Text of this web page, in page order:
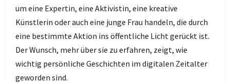
um eine Expertin, eine Aktivistin, eine kreative
Künstlerin oder auch eine junge Frau handeln, die durch
eine bestimmte Aktion ins öffentliche Licht gerückt ist.
Der Wunsch, mehr über sie zu erfahren, zeigt, wie
wichtig persönliche Geschichten im digitalen Zeitalter
geworden sind.